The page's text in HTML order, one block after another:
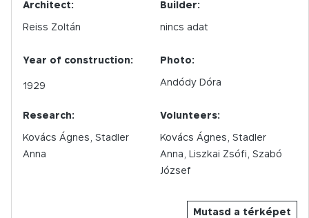
Mutasd a térképet
Architect:
Reiss Zoltán
Builder:
nincs adat
Year of construction:
1929
Photo:
Andódy Dóra
Research:
Kovács Ágnes, Stadler
Anna
Volunteers:
Kovács Ágnes, Stadler
Anna, Liszkai Zsófi, Szabó
József